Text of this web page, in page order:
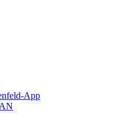
App